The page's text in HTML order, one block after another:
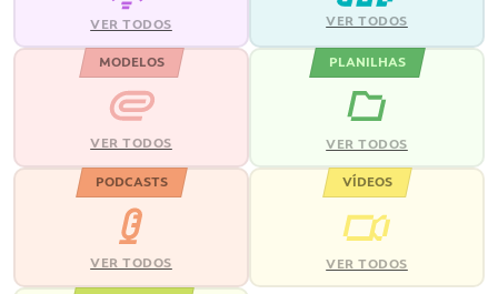
VER TODOS VER TODOS
MODELOS
VER TODOS
PLANILHAS
VER TODOS
PODCASTS
VER TODOS
VÍDEOS
VER TODOS